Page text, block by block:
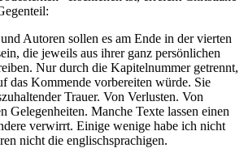
Autoren sollen es am Ende in der vierten
die jeweils aus ihrer ganz persönlichen
Nur durch die Kapitelnummer getrennt,
das Kommende vorbereiten würde. Sie
Trauer. Von Verlusten. Von
Gelegenheiten. Manche Texte lassen einen
verwirrt. Einige wenige habe ich nicht
nicht die englischsprachigen.